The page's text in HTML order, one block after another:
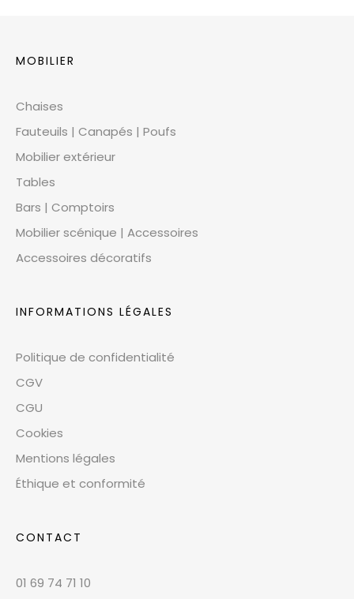
MOBILIER
Chaises
Fauteuils | Canapés | Poufs
Mobilier extérieur
Tables
Bars | Comptoirs
Mobilier scénique | Accessoires
Accessoires décoratifs
INFORMATIONS LÉGALES
Politique de confidentialité
CGV
CGU
Cookies
Mentions légales
Éthique et conformité
CONTACT
01 69 74 71 10